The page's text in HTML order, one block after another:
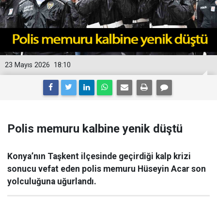
18:10
23 Mayıs 2026
Polis memuru kalbine yenik düştü
Konya’nın Taşkent ilçesinde geçirdiği kalp krizi
sonucu vefat eden polis memuru Hüseyin Acar son
yolculuğuna uğurlandı.